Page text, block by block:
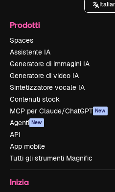
Prodotti
Spaces
Assistente IA
Generatore di immagini IA
Generatore di video IA
Sintetizzatore vocale IA
Contenuti stock
MCP per Claude/ChatGPT New
Agenti New
API
App mobile
Tutti gli strumenti Magnific
Inizia